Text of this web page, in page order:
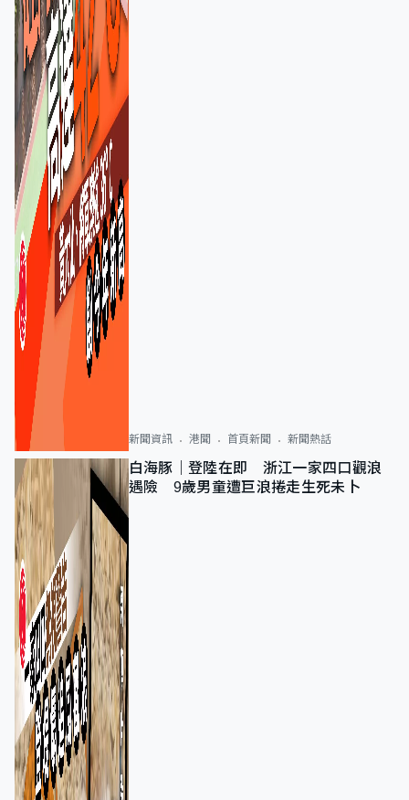
新聞資訊 港聞 首頁新聞 新聞熱話
白海豚｜登陸在即 浙江一家四口觀浪
遇險 9歲男童遭巨浪捲走生死未卜